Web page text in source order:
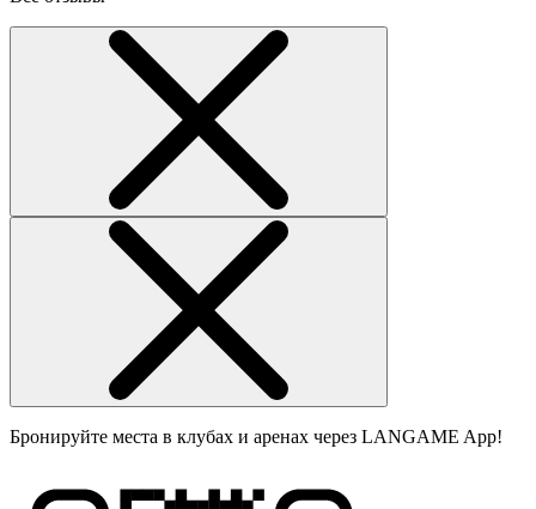
Бронируйте места в клубах и аренах через LANGAME App!